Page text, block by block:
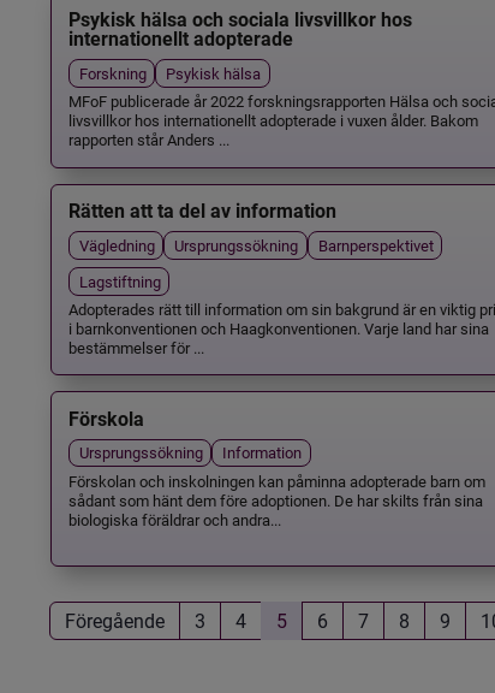
Psykisk hälsa och sociala livsvillkor hos
internationellt adopterade
Forskning
Psykisk hälsa
MFoF publicerade år 2022 forskningsrapporten Hälsa och
livsvillkor hos internationellt adopterade i vuxen ålder. Bakom
rapporten står Anders ...
Rätten att ta del av information
Vägledning Ursprungssökning
Barnperspektivet
Lagstiftning
Adopterades rätt till information om sin bakgrund är en viktig
i barnkonventionen och Haagkonventionen. Varje land har sina
bestämmelser för ...
Förskola
Ursprungssökning
Information
Förskolan och inskolningen kan påminna adopterade barn om
sådant som hänt dem före adoptionen. De har skilts från sina
biologiska föräldrar och andra...
Föregående 3 4 5 6 7 8 9